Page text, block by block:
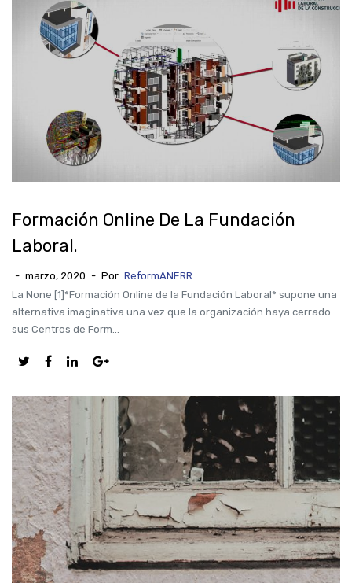
Formación Online De La Fundación
Laboral.
- marzo, 2020 - Por ReformANERR
La None [1]*Formación Online de la Fundación Laboral* supone una
alternativa imaginativa una vez que la organización haya cerrado
sus Centros de Form...